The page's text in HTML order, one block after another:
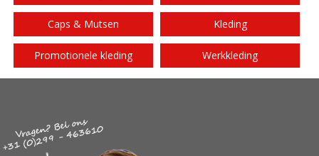
Caps & Mutsen Kleding
Promotionele kleding Werkkleding